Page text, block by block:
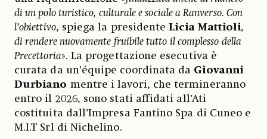
di un polo turistico, culturale e sociale a Ranverso. Con
l’obiettivo, spiega la presidenteLicia Mattioli,
di rendere nuovamente fruibile tutto il complesso della
Precettoria». La progettazione esecutiva è
curata da un’équipe coordinata da Giovanni
Durbiano mentre i lavori, che termineranno
entro il 2026, sono stati affidati all’Ati
costituita dall’Impresa Fantino Spa di Cuneo e
M.I.T Srl di Nichelino.